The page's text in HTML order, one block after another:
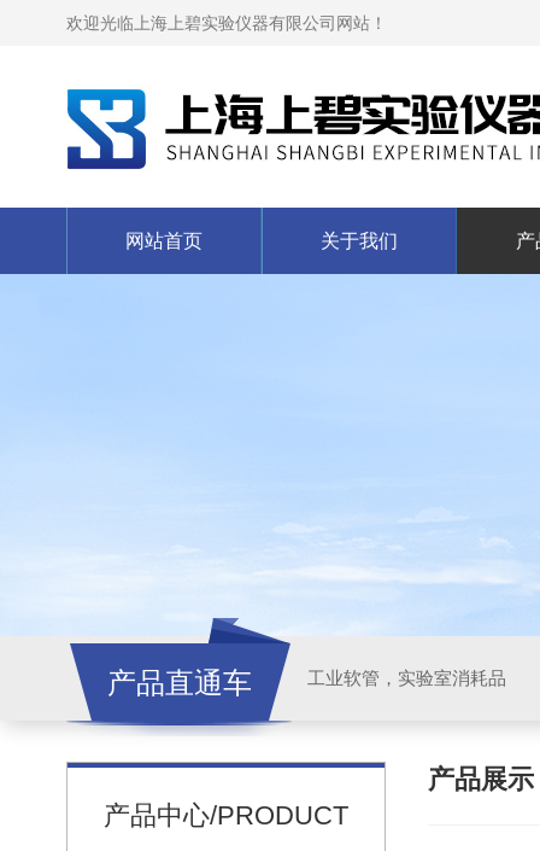
欢迎光临上海上碧实验仪器有限公司网站！
网站首页 关于我们 产
产品直通车 工业软管，实验室消耗品
产品中心/PRODUCT
产品展示